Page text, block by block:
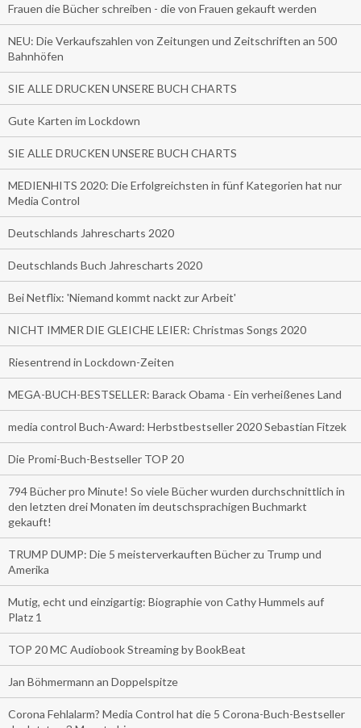
Frauen die Bücher schreiben - die von Frauen gekauft werden
NEU: Die Verkaufszahlen von Zeitungen und Zeitschriften an 500
Bahnhöfen
SIE ALLE DRUCKEN UNSERE BUCH CHARTS
Gute Karten im Lockdown
SIE ALLE DRUCKEN UNSERE BUCH CHARTS
MEDIENHITS 2020: Die Erfolgreichsten in fünf Kategorien hat nur
Media Control
Deutschlands Jahrescharts 2020
Deutschlands Buch Jahrescharts 2020
Bei Netflix: 'Niemand kommt nackt zur Arbeit'
NICHT IMMER DIE GLEICHE LEIER: Christmas Songs 2020
Riesentrend in Lockdown-Zeiten
MEGA-BUCH-BESTSELLER: Barack Obama - Ein verheißenes Land
media control Buch-Award: Herbstbestseller 2020 Sebastian Fitzek
Die Promi-Buch-Bestseller TOP 20
794 Bücher pro Minute! So viele Bücher wurden durchschnittlich in
den letzten drei Monaten im deutschsprachigen Buchmarkt
gekauft!
TRUMP DUMP: Die 5 meisterverkauften Bücher zu Trump und
Amerika
Mutig, echt und einzigartig: Biographie von Cathy Hummels auf
Platz 1
TOP 20 MC Audiobook Streaming by BookBeat
Jan Böhmermann an Doppelspitze
Corona Fehlalarm? Media Control hat die 5 Corona-Buch-Bestseller